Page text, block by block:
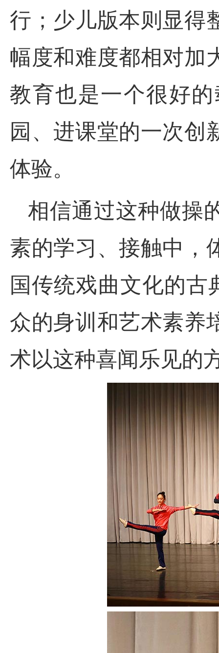
行；少儿版本则显得
幅度和难度都相对加
教育也是一个很好
园、进课堂的一次创
体验。
相信通过这种做操
素的学习、接触中，
国传统戏曲文化的古
众的身训和艺术素养
术以这种喜闻乐见的